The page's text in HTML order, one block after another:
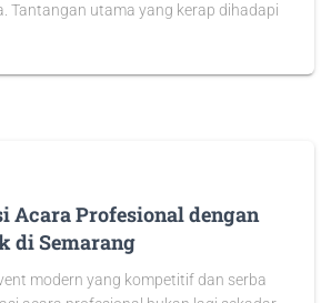
Tantangan utama yang kerap dihadapi
Acara Profesional dengan
di Semarang
modern yang kompetitif dan serba